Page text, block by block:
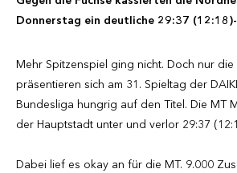
Donnerstag ein deutliche 29:37
Mehr Spitzenspiel ging nicht. Doch nur die
präsentieren sich am 31. Spieltag der
Bundesliga hungrig auf den Titel. Die MT
der Hauptstadt unter und verlor 29:37
Dabei lief es okay an für die MT. 9.000